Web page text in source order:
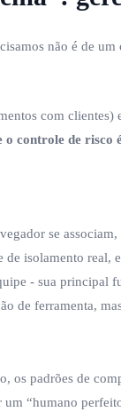
não é de
com
o controle de risco
se
isolamento
- sua principal
de ferramenta,
padrões de
“humano